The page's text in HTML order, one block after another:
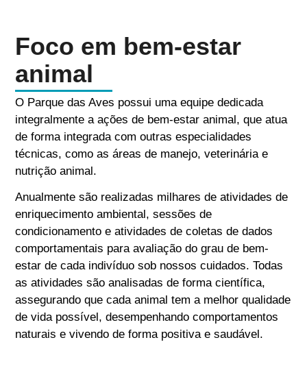
Foco em bem-estar
animal
O Parque das Aves possui uma equipe dedicada
integralmente a ações de bem-estar animal, que atua
de forma integrada com outras especialidades
técnicas, como as áreas de manejo, veterinária e
nutrição animal.
Anualmente são realizadas milhares de atividades de
enriquecimento ambiental, sessões de
condicionamento e atividades de coletas de dados
comportamentais para avaliação do grau de bem-
estar de cada indivíduo sob nossos cuidados. Todas
as atividades são analisadas de forma científica,
assegurando que cada animal tem a melhor qualidade
de vida possível, desempenhando comportamentos
naturais e vivendo de forma positiva e saudável.